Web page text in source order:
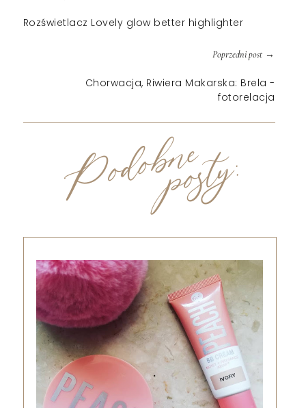
Rozświetlacz Lovely glow better highlighter
Poprzedni post→
Chorwacja, Riwiera Makarska: Brela -
fotorelacja